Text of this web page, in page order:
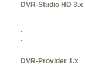
DVR-Studio HD 3.x
DVR-Provider 1.x